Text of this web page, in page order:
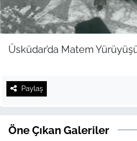
Üsküdar’da Matem
Paylaş
Öne Çıkan Galeriler